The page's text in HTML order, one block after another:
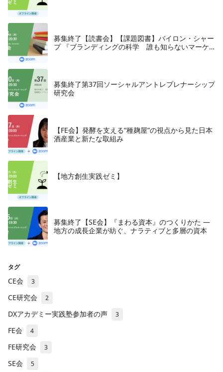
募集終了【読書会】【課題図書】バイロン・シャー
プ 『ブランディングの科学 誰も知らないマーケ
募集終了第37回ソーシャルアントレプレナーシップ
研究会
【FE会】発酵を支える“種麹屋”の視点から見た日本
酒産業と新たな取組み
【地方創生実践ゼミ】
募集終了【SE会】『まわる資本』のつくりかた —
地方の成長企業が紡ぐ、ナラティブと多層の資本
タグ
CE会 3
CE研究会 2
DXアカデミー実践塾参加者の声 3
FE会 4
FE研究会 3
SE会 5